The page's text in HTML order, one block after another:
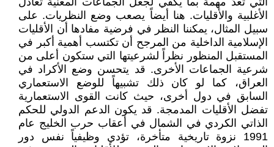
الأغلبية والأقليات. هنا أيضاً يصعب وضع النظريات. على
سبيل المثال، يمكننا النظر في فرضية مفادها أن الأقليات
الإسلامية الداخلية من المرجح أن تكتسب أهمية أكبر في
المستقبل المنظور نظراً لشرعيتها التي ستكون أعلى من
شرعية الجماعات الأخرى. قد يتحسن وضع الأكراد في
العراق، كما لو كان ذلك تشبيهاً للوضع الاستعماري
السابق في دول أخرى، حيث كانت القوى الاستعمارية
تفضل الأقليات المدمجة. قد يكون الدعم الدولي للحكم
الذاتي الكردي في الشمال في أعقاب حرب الخليج عام
1991 نزوة تاريخية متأخرة، تؤدي وظيفياً نفس دور